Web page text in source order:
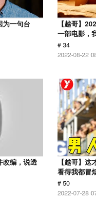
为一句台
【越哥】
一部电影，
# 34
2022-08-22
改编，说透
【越哥】
看得我都冒
# 50
2022-07-28